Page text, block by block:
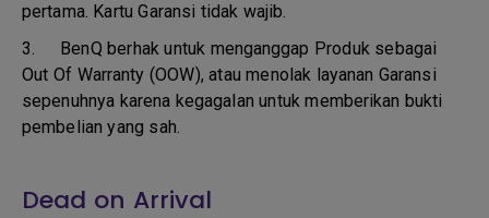
pertama. Kartu Garansi tidak wajib.
3. BenQ berhak untuk menganggap Produk sebagai
Out Of Warranty (OOW), atau menolak layanan Garansi
sepenuhnya karena kegagalan untuk memberikan bukti
pembelian yang sah.
Dead on Arrival